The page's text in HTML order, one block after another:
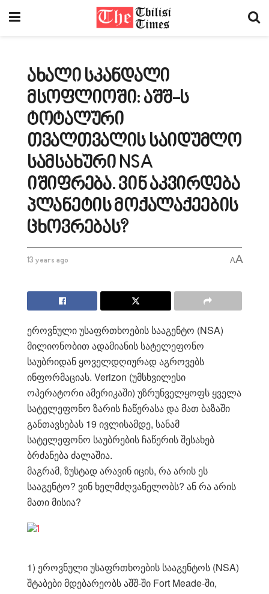
ახალი სკანდალი
მსოფლიოში: აშშ-ს
ტოტალური
თვალთვალის საიდუმლო
სამსახური NSA
იშიფრება. ვინ აკვირდება
პლანეტის მოქალაქეების
ცხოვრებას?
13 years ago AA
ეროვნული უსაფრთხოების სააგენტო (NSA)
მილიონობით ადამიანის სატელეფონო
საუბრიდან ყოველდღიურად აგროვებს
ინფორმაციას. Verizon (უმსხვილესი
ოპერატორი ამერიკაში) უზრუნველყოფს ყველა
სატელეფონო ზარის ჩაწერასა და მათ ბაზაში
განთავსებას 19 ივლისამდე, სანამ
სატელეფონო საუბრების ჩაწერის შესახებ
ბრძანება ძალაშია.
მაგრამ, ზუსტად არავინ იცის, რა არის ეს
სააგენტო? ვინ ხელმძღვანელობს? ან რა არის
მათი მისია?
1) ეროვნული უსაფრთხოების სააგენტოს (NSA)
შტაბები მდებარეობს აშშ-ში Fort Meade-ში,